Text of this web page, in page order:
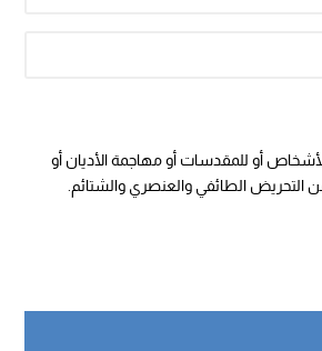
أو للمقدسات أو مهاجمة الأديان أو
عن التحريض الطائفي والعنصري والشتائم.